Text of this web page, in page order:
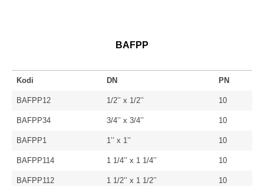
BAFPP
Kodi DN PN
BAFPP12 1/2’’ x 1/2’’ 10
BAFPP34 3/4’’ x 3/4’’ 10
BAFPP1 1’’ x 1’’ 10
BAFPP114 1 1/4’’ x 1 1/4’’ 10
BAFPP112 1 1/2’’ x 1 1/2’’ 10